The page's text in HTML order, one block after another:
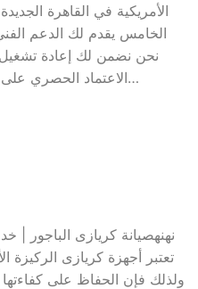
الأمريكية في القاهرة
الخامس يقدم لك الدعم
نحن نضمن لك إعادة تشغيل
الاعتماد الحصري على قطع الغيار الأصلية والمصنعة من…
نهنهصيانة كريازى الباجور |
تعتبر أجهزة كريازى الركيزة
ولذلك فإن الحفاظ على